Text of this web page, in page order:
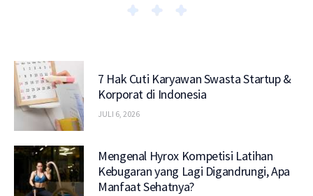
7 Hak Cuti Karyawan Swasta Startup &
Korporat di Indonesia
JULI 6, 2026
Mengenal Hyrox Kompetisi Latihan
Kebugaran yang Lagi Digandrungi, Apa
Manfaat Sehatnya?